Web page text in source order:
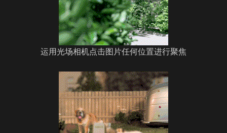
运用光场相机点击图片任何位置进行聚焦